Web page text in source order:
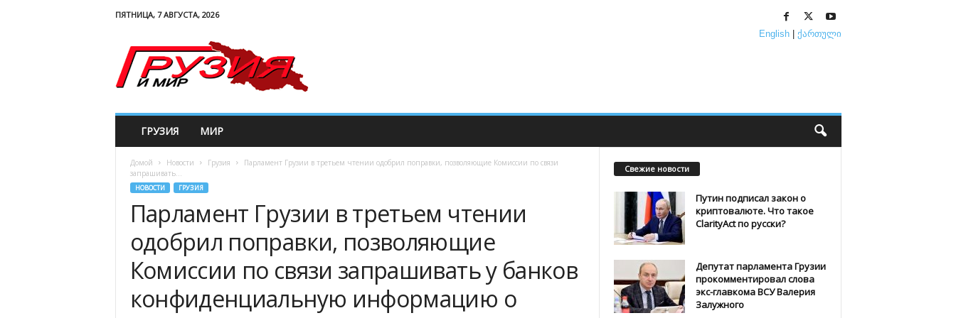
ПЯТНИЦА, 7 АВГУСТА, 2026
o
English| ქართული
ГРУЗИЯ МИР
Домой Новости Грузия
Парламент Грузии в третьем чтении одобрил поправки, позволяющие Комиссии по связи
запрашивать...
НОВОСТИ ГРУЗИЯ
Парламент Грузии в третьем чтении
одобрил поправки, позволяющие
Комиссии по связи запрашивать у банков
конфиденциальную информацию о
Свежие новости
Путин подписал закон о
криптовалюте. Что такое
ClarityAct по русски?
Депутат парламента Грузии
прокомментировал слова
экс-главкома ВСУ Валерия
Залужного